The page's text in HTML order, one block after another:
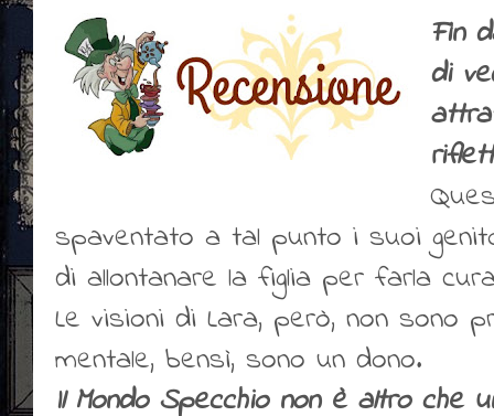
Fin
di
spaventato a tal punto i suoi
di allontanare la figlia per farla
Le visioni di Lara, però, non sono
mentale, bensì, sono un dono.
Il Mondo Specchio non è altro che